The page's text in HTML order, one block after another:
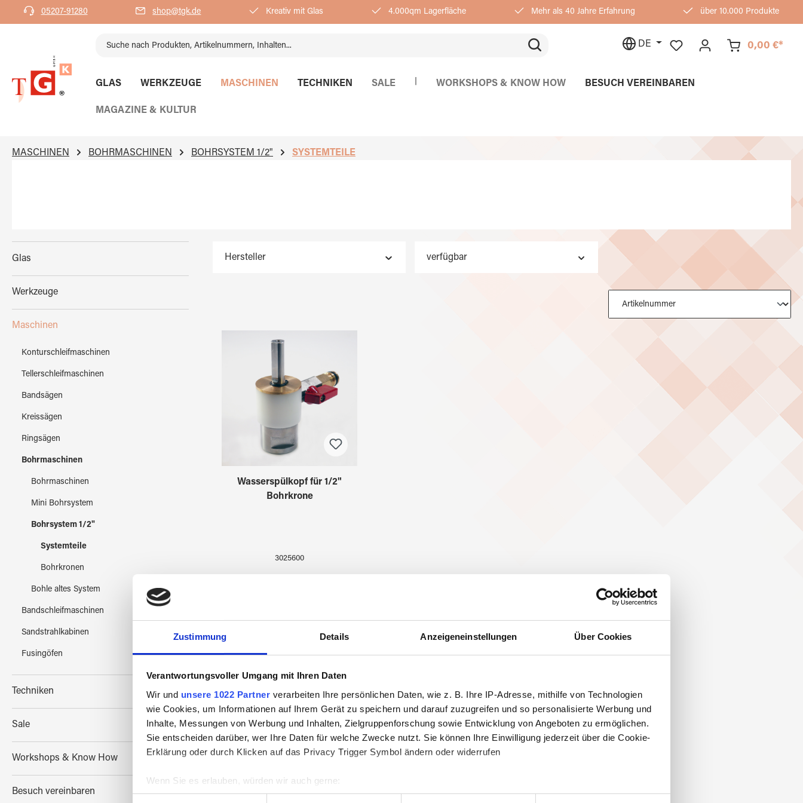
Zustimmung Details Anzeigeneinstellungen Über Cookies
Verantwortungsvoller Umgang mit Ihren Daten
Wir und unsere 1022 Partner verarbeiten Ihre persönlichen Daten, wie z. B. Ihre IP-Adresse, mithilfe von Technologien
wie Cookies, um Informationen auf Ihrem Gerät zu speichern und darauf zuzugreifen und so personalisierte Werbung und
Inhalte, Messungen von Werbung und Inhalten, Zielgruppenforschung sowie Entwicklung von Angeboten zu ermöglichen.
Sie entscheiden darüber, wer Ihre Daten für welche Zwecke nutzt. Sie können Ihre Einwilligung jederzeit über die Cookie-
Erklärung oder durch Klicken auf das Privacy Trigger Symbol ändern oder widerrufen
Wenn Sie es erlauben, würden wir auch gerne:
Informationen über Ihre geografische Lage erfassen, welche bis auf einige Meter genau sein können
Zur Hauptnavigation springen
05207-91280 shop@tgk.de Kreativ mit Glas 4.000qm Lagerfläche Mehr als 40 Jahre Erfahrung über 10.000 Produkte
DE 0,00 €*
GLAS WERKZEUGE MASCHINEN TECHNIKEN SALE WORKSHOPS & KNOW HOW BESUCH VEREINBAREN
MAGAZINE & KULTUR
MASCHINEN BOHRMASCHINEN BOHRSYSTEM 1/2" SYSTEMTEILE
Glas
Werkzeuge
Maschinen
Konturschleifmaschinen
Tellerschleifmaschinen
Bandsägen
Kreissägen
Ringsägen
Bohrmaschinen
Bohrmaschinen
Mini Bohrsystem
Bohrsystem 1/2"
Systemteile
Bohrkronen
Bohle altes System
Bandschleifmaschinen
Sandstrahlkabinen
Fusingöfen
Techniken
Sale
Workshops & Know How
Besuch vereinbaren
Hersteller verfügbar
Wasserspülkopf für 1/2"
Bohrkrone
3025600